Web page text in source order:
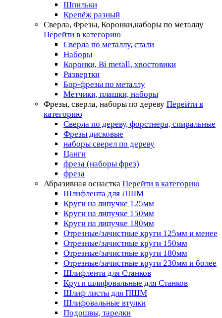
Шпильки
Крепёж разный
Сверла, Фрезы, Коронки,наборы по металлу
Перейти в категорию
Сверла по металлу, стали
Наборы
Коронки, Bi metall, хвостовики
Развертки
Бор-фрезы по металлу
Метчики, плашки, наборы
Фрезы, сверла, наборы по дереву Перейти в
категорию
Сверла по дереву, форстнера, спиральные
Фрезы дисковые
наборы сверел по дереву
Цанги
фреза (наборы фрез)
фреза
Абразивная оснастка Перейти в категорию
Шлифлента для ЛШМ
Круги на липучке 125мм
Круги на липучке 150мм
Круги на липучке 180мм
Отрезные/зачистные круги 125мм и менее
Отрезные/зачистные круги 150мм
Отрезные/зачистные круги 180мм
Отрезные/зачистные круги 230мм и более
Шлифлента для Станков
Круги шлифовальные для Станков
Шлиф листы для ПШМ
Шлифовальные втулки
Подошвы, тарелки